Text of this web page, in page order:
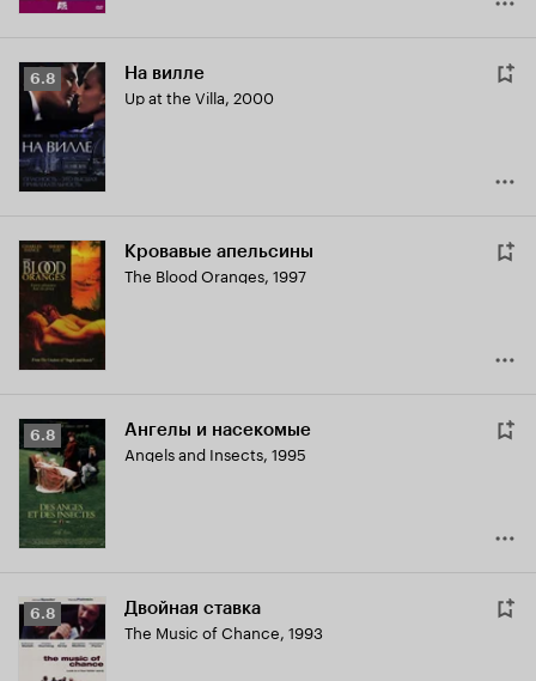
Рейтинг
Кинопоиска
6.8
6.8 На вилле
Up at the Villa, 2000
Кровавые апельсины
The Blood Oranges, 1997
Рейтинг
Кинопоиска
6.8
6.8 Ангелы и насекомые
Angels and Insects, 1995
Рейтинг
Кинопоиска
6.8
6.8 Двойная ставка
The Music of Chance, 1993